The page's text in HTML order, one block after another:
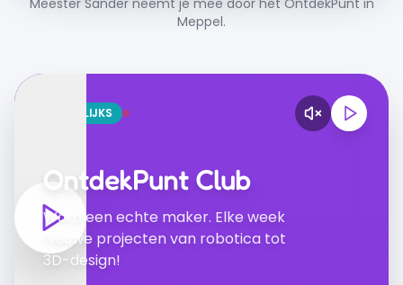
Meppel.
WEKELIJKS
OntdekPunt Club
Word een echte maker. Elke week
nieuwe projecten van robotica tot
3D-design!